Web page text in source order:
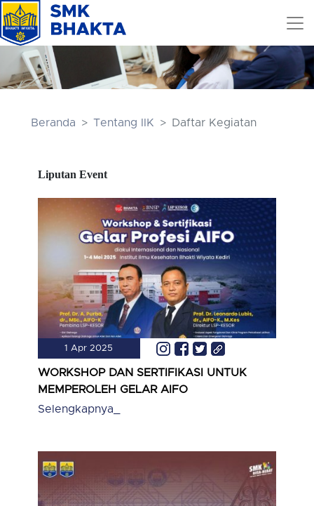
Beranda Tentang IIK Daftar Kegiatan
Liputan Event
1 Apr 2025
WORKSHOP DAN SERTIFIKASI UNTUK
MEMPEROLEH GELAR AIFO
Selengkapnya_